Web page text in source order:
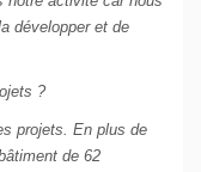
développer et de
?
projets. En plus de
de 62